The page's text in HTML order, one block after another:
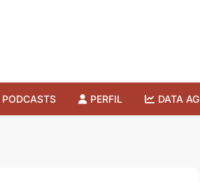
PODCASTS PERFIL DATA AG